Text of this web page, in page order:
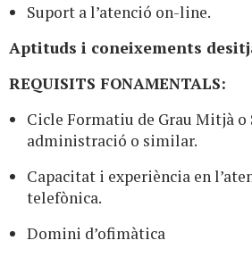
Suport a l’atenció on-line.
Aptituds i coneixements
REQUISITS FONAMENTALS:
Cicle Formatiu de Grau Mitjà o
administració o similar.
Capacitat i experiència en
telefònica.
Domini d’ofimàtica